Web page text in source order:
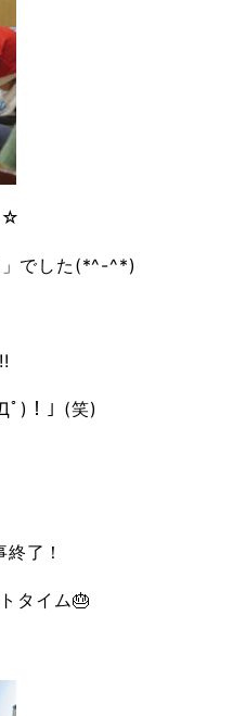
☆
」でした(*^-^*)
ﾟ)！」(笑)
了！
タイム🎂